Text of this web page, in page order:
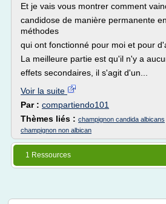
Et je vais vous montrer comment
candidose de manière permanente
méthodes
qui ont fonctionné pour moi et pour
La meilleure partie est qu'il n'y a
effets secondaires, il s'agit d'un...
Voir la suite
Par : compartiendo101
Thèmes liés : champignon candida albicans
champignon non albican
1 Ressources